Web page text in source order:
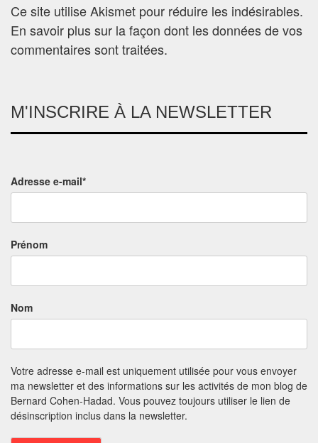
Ce site utilise Akismet pour réduire les indésirables.
En savoir plus sur la façon dont les données de vos
commentaires sont traitées.
M'INSCRIRE À LA NEWSLETTER
Adresse e-mail*
Prénom
Nom
Votre adresse e-mail est uniquement utilisée pour vous envoyer
ma newsletter et des informations sur les activités de mon blog de
Bernard Cohen-Hadad. Vous pouvez toujours utiliser le lien de
désinscription inclus dans la newsletter.